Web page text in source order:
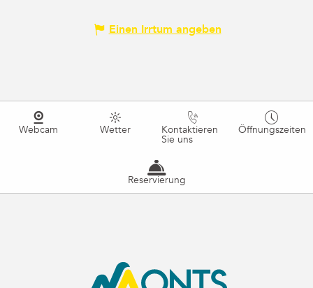
Einen Irrtum angeben
Webcam Wetter Kontaktieren
Sie uns
Öffnungszeiten
Reservierung